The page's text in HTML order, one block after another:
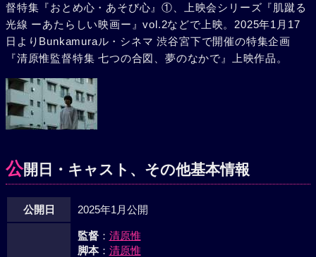
督特集『おとめ心・あそび心』①、上映会シリーズ『肌蹴る
光線 ーあたらしい映画ー』vol.2などで上映。2025年1月17
日よりBunkamuraル・シネマ 渋谷宮下で開催の特集企画
『清原惟監督特集 七つの合図、夢のなかで』上映作品。
公開日・キャスト、その他基本情報
公開日 2025年1月公開
監督： 清原惟
脚本： 清原惟